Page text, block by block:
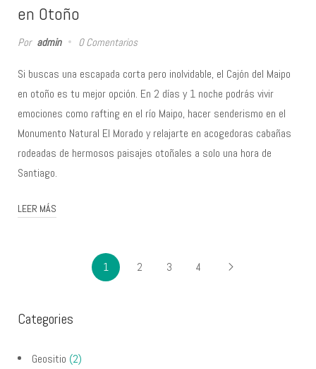
en Otoño
Por admin 0 Comentarios
Si buscas una escapada corta pero inolvidable, el Cajón del Maipo
en otoño es tu mejor opción. En 2 días y 1 noche podrás vivir
emociones como rafting en el río Maipo, hacer senderismo en el
Monumento Natural El Morado y relajarte en acogedoras cabañas
rodeadas de hermosos paisajes otoñales a solo una hora de
Santiago.
LEER MÁS
1 2 3 4
Categories
Geositio (2)